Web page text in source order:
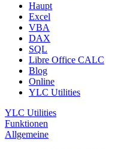
Haupt
Excel
VBA
DAX
SQL
Libre Office CALC
Blog
Online
YLC Utilities
YLC Utilities
Funktionen
Allgemeine